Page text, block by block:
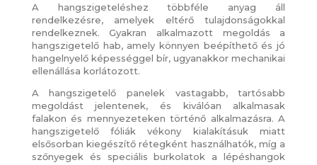
A hangszigeteléshez többféle anyag áll
rendelkezésre, amelyek eltérő tulajdonságokkal
rendelkeznek. Gyakran alkalmazott megoldás a
hangszigetelő hab, amely könnyen beépíthető és jó
hangelnyelő képességgel bír, ugyanakkor mechanikai
ellenállása korlátozott.
A hangszigetelő panelek vastagabb, tartósabb
megoldást jelentenek, és kiválóan alkalmasak
falakon és mennyezeteken történő alkalmazásra. A
hangszigetelő fóliák vékony kialakításuk miatt
elsősorban kiegészítő rétegként használhatók, míg a
szőnyegek és speciális burkolatok a lépéshangok